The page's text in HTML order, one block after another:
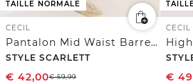
TAILLE NORMALE
CECIL
Pantalon Mid Waist Barrel Leg à coupe décontractée
STYLE SCARLETT
€ 42,00€59,99
CECIL
€